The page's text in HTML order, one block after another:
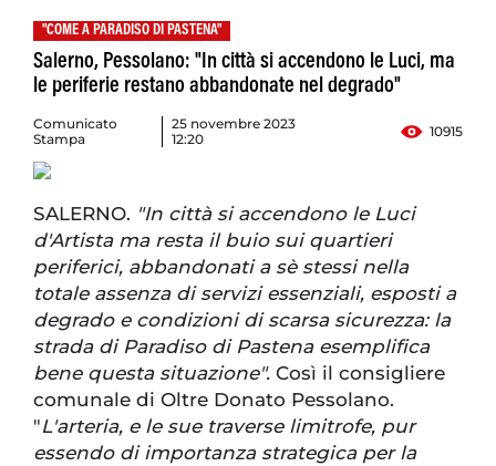
"COME A PARADISO DI PASTENA"
Salerno, Pessolano: "In città si accendono le Luci, ma
le periferie restano abbandonate nel degrado"
Comunicato
Stampa
25 novembre 2023
12:20
10915
SALERNO. "In città si accendono le Luci
d'Artista ma resta il buio sui quartieri
periferici, abbandonati a sè stessi nella
totale assenza di servizi essenziali, esposti a
degrado e condizioni di scarsa sicurezza: la
strada di Paradiso di Pastena esemplifica
bene questa situazione". Così il consigliere
comunale di Oltre Donato Pessolano.
"L'arteria, e le sue traverse limitrofe, pur
essendo di importanza strategica per la